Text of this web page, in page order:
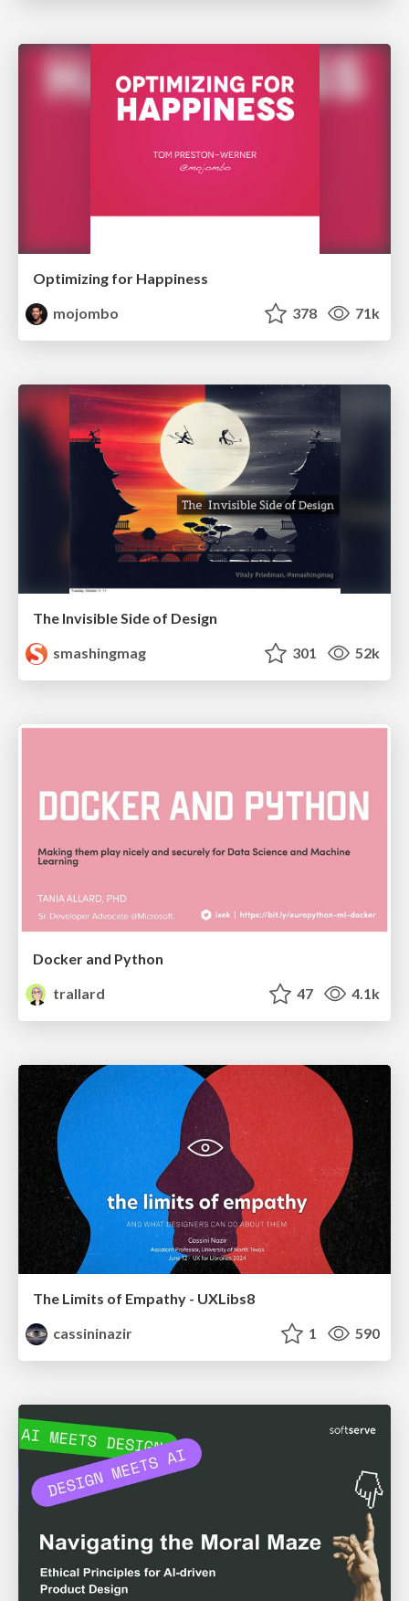
Optimizing for Happiness
mojombo
378 71k
The Invisible Side of Design
smashingmag
301 52k
Docker and Python
trallard
47 4.1k
The Limits of Empathy - UXLibs8
cassininazir
1 590